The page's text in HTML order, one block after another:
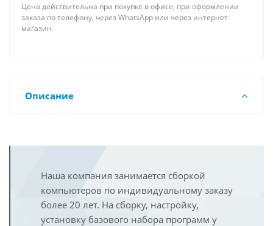
Цена действительна при покупке в офисе, при оформлении
заказа по телефону, через WhatsApp или через интернет-
магазин.
Описание
Наша компания занимается сборкой
компьютеров по индивидуальному заказу
более 20 лет. На сборку, настройку,
установку базового набора программ у